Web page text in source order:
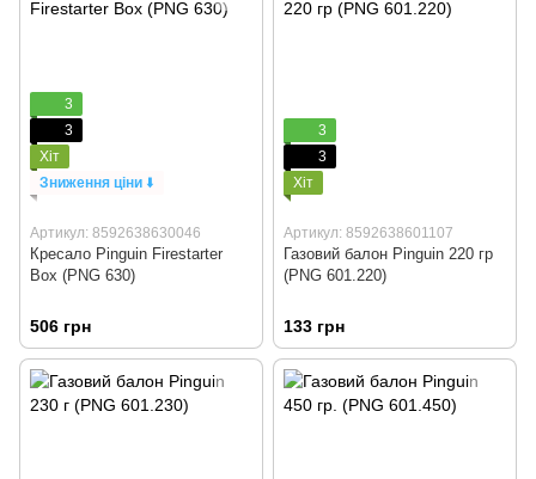
3
3
Хіт
Зниження ціни ⬇️
Артикул: 8592638630046
Кресало Pinguin Firestarter
Box (PNG 630)
506 грн
3
3
Хіт
Артикул: 8592638601107
Газовий балон Pinguin 220 гр
(PNG 601.220)
133 грн